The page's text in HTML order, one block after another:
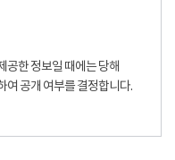
공한 정보일 때에는 당해
여 공개 여부를 결정합니다.